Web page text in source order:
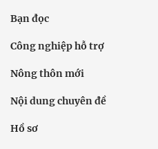
Bạn đọc
Công nghiệp hỗ trợ
Nông thôn mới
Nội dung chuyên đề
Hồ sơ